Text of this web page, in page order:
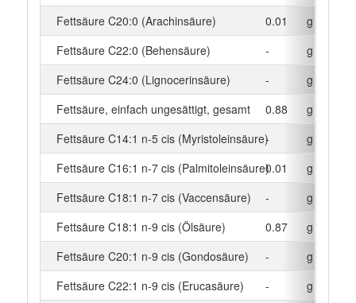
Fettsäure C20:0 (Arachinsäure)
0.01
g
Fettsäure C22:0 (Behensäure)
-
g
Fettsäure C24:0 (Lignocerinsäure)
-
g
Fettsäure, einfach ungesättigt, gesamt
0.88
g
Fettsäure C14:1 n-5 cis (Myristoleinsäure)-
g
Fettsäure C16:1 n-7 cis (Palmitoleinsäure)0.01
g
Fettsäure C18:1 n-7 cis (Vaccensäure)
-
g
Fettsäure C18:1 n-9 cis (Ölsäure)
0.87
g
Fettsäure C20:1 n-9 cis (Gondosäure)
-
g
Fettsäure C22:1 n-9 cis (Erucasäure)
-
g